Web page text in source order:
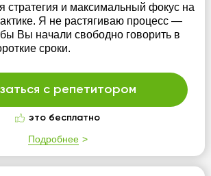
стратегия и максимальный фокус на
Я не растягиваю процесс —
Вы начали свободно говорить в
сроки.
с репетитором
это бесплатно
Подробнее